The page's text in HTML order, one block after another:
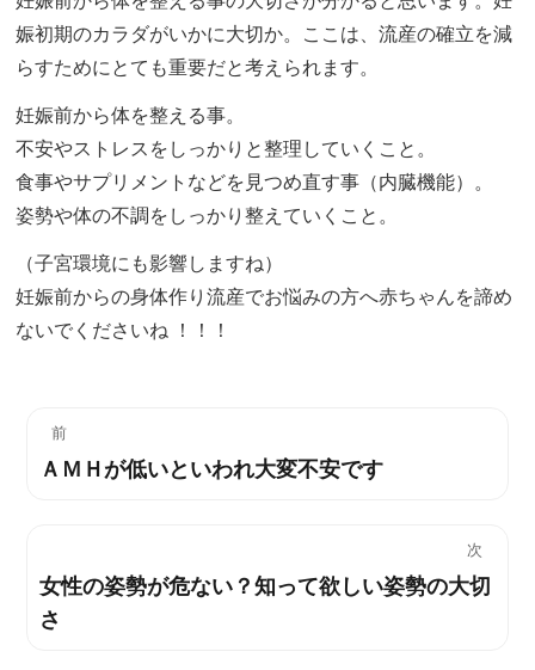
娠初期のカラダがいかに大切か。ここは、流産の確立を減
らすためにとても重要だと考えられます。
妊娠前から体を整える事。
不安やストレスをしっかりと整理していくこと。
食事やサプリメントなどを見つめ直す事（内臓機能）。
姿勢や体の不調をしっかり整えていくこと。
（子宮環境にも影響しますね）
妊娠前からの身体作り流産でお悩みの方へ赤ちゃんを諦め
ないでくださいね ！！！
前
過
投
稿:
ＡＭＨが低いといわれ大変不安です
次
次
の
女性の姿勢が危ない？知って欲しい姿勢の大切
さ